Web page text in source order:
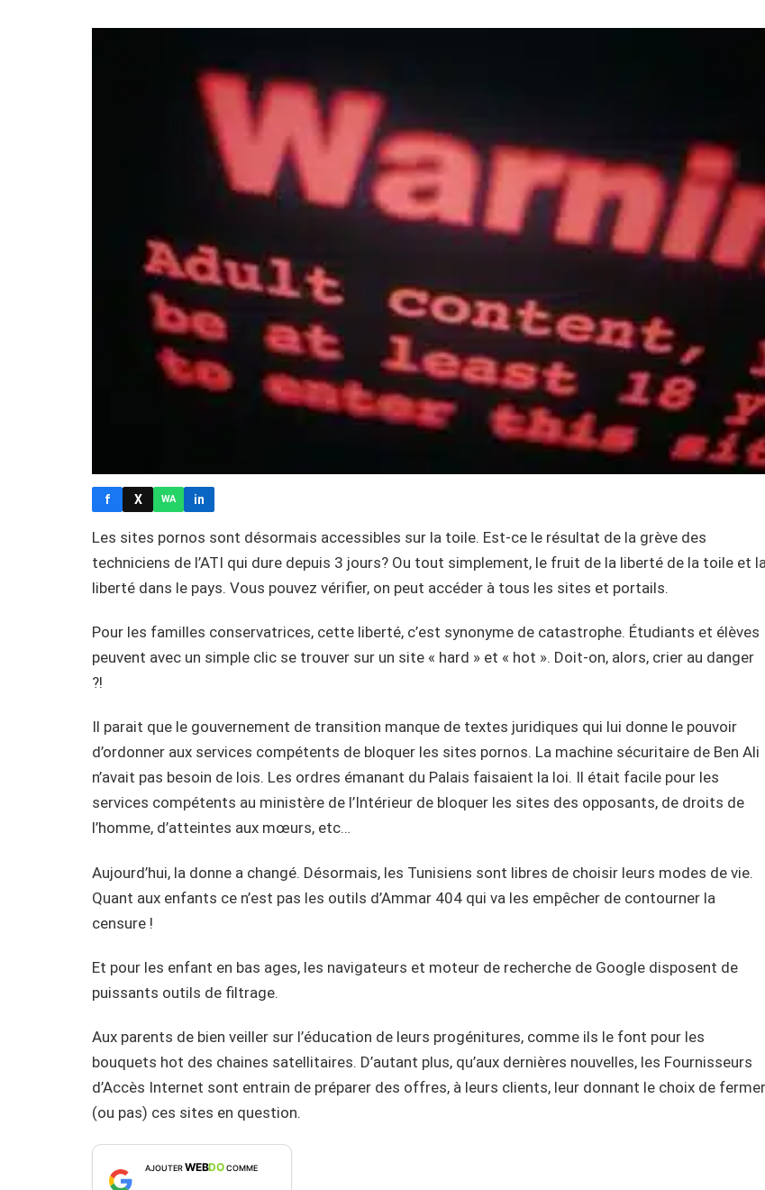
f X WA in
Les sites pornos sont désormais accessibles sur la toile. Est-ce le résultat de la grève des
techniciens de l’ATI qui dure depuis 3 jours? Ou tout simplement, le fruit de la liberté de la toile et la
liberté dans le pays. Vous pouvez vérifier, on peut accéder à tous les sites et portails.
Pour les familles conservatrices, cette liberté, c’est synonyme de catastrophe. Étudiants et élèves
peuvent avec un simple clic se trouver sur un site « hard » et « hot ». Doit-on, alors, crier au danger
?!
Il parait que le gouvernement de transition manque de textes juridiques qui lui donne le pouvoir
d’ordonner aux services compétents de bloquer les sites pornos. La machine sécuritaire de Ben Ali
n’avait pas besoin de lois. Les ordres émanant du Palais faisaient la loi. Il était facile pour les
services compétents au ministère de l’Intérieur de bloquer les sites des opposants, de droits de
l’homme, d’atteintes aux mœurs, etc…
Aujourd’hui, la donne a changé. Désormais, les Tunisiens sont libres de choisir leurs modes de vie.
Quant aux enfants ce n’est pas les outils d’Ammar 404 qui va les empêcher de contourner la
censure !
Et pour les enfant en bas ages, les navigateurs et moteur de recherche de Google disposent de
puissants outils de filtrage.
Aux parents de bien veiller sur l’éducation de leurs progénitures, comme ils le font pour les
bouquets hot des chaines satellitaires. D’autant plus, qu’aux dernières nouvelles, les Fournisseurs
d’Accès Internet sont entrain de préparer des offres, à leurs clients, leur donnant le choix de fermer
(ou pas) ces sites en question.
AJOUTERWEBDOCOMME